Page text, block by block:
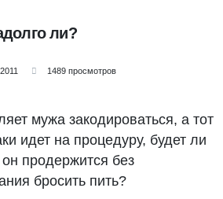
ли?
1489 просмотров
мужа закодироваться, а тот
идет на процедуру, будет ли
продержится без
бросить пить?